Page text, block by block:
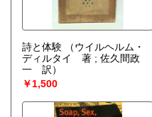
詩と体験
（ウイルヘルム・
ディルタイ 著 ; 佐久間政
一 訳）
￥1,500